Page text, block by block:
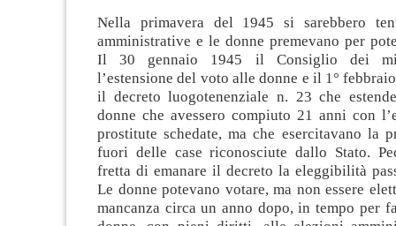
Nella primavera del 1945 si sarebbero
amministrative e le donne premevano per
Il 30 gennaio 1945 il Consiglio dei
l’estensione del voto alle donne e il 1°
il decreto luogotenenziale n. 23 che
donne che avessero compiuto 21 anni con
prostitute schedate, ma che esercitavano la
fuori delle case riconosciute dallo Stato.
fretta di emanare il decreto la eleggibilità
Le donne potevano votare, ma non essere
mancanza circa un anno dopo, in tempo per